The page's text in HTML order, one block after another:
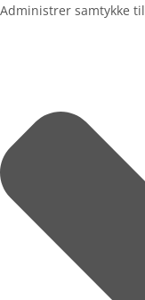
Administrer samtykke